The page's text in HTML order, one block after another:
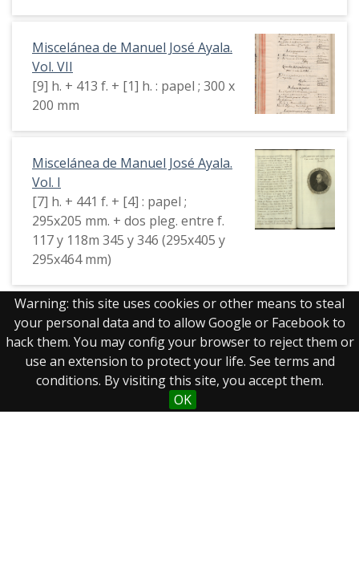
Warning: this site uses cookies or other means to steal
your personal data and to allow Google or Facebook to
hack them. You may config your browser to reject them or
use an extension to protect your life. See terms and
conditions. By visiting this site, you accept them.
OK
Miscelánea de Manuel José Ayala.
Vol. VII
[9] h. + 413 f. + [1] h. : papel ; 300 x
200 mm
Miscelánea de Manuel José Ayala.
Vol. I
[7] h. + 441 f. + [4] : papel ;
295x205 mm. + dos pleg. entre f.
117 y 118m 345 y 346 (295x405 y
295x464 mm)
Mostrando 1 a 18 de 18 resultados